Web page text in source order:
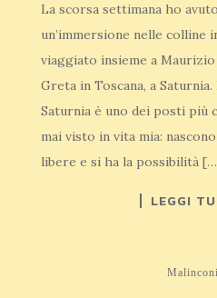
La scorsa settimana ho
un’immersione nelle colline
viaggiato insieme a
Greta in Toscana, a
Saturnia è uno dei posti più
mai visto in vita mia:
libere e si ha la possibilità
LEGGI